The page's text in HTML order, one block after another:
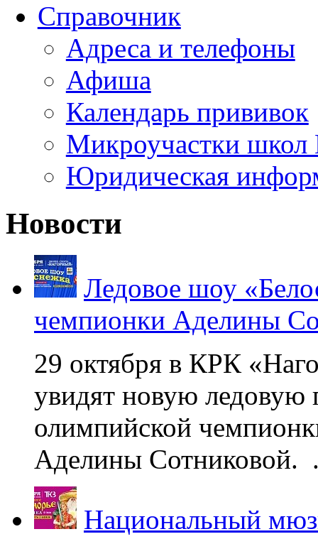
Справочник
Адреса и телефоны
Афиша
Календарь прививок
Микроучастки школ
Юридическая
Новости
Ледовое шоу
чемпионки Аделины
29 октября в КРК
увидят новую ледовую
олимпийской
Аделины Сотниковой.
Национальный